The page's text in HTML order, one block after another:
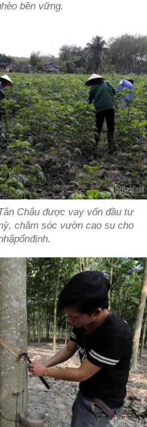
bền vững.
Châu được vay vốn đầu tư
chăm sóc vườn cao su cho